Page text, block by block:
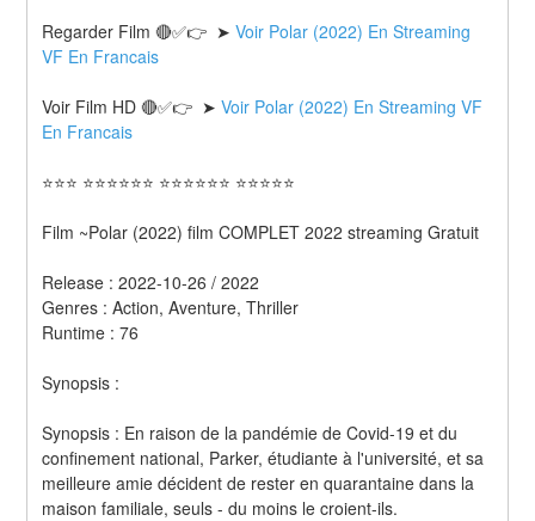
Regarder Film 🔴✅👉  ➤ Voir Polar (2022) En Streaming
VF En Francais
Voir Film HD 🔴✅👉  ➤ Voir Polar (2022) En Streaming VF
En Francais
⭐⭐⭐ ⭐⭐⭐⭐⭐⭐ ⭐⭐⭐⭐⭐⭐ ⭐⭐⭐⭐⭐
Film ~Polar (2022) film COMPLET 2022 streaming Gratuit
Release : 2022-10-26 / 2022
Genres : Action, Aventure, Thriller
Runtime : 76
Synopsis :
Synopsis : En raison de la pandémie de Covid-19 et du
confinement national, Parker, étudiante à l'université, et sa
meilleure amie décident de rester en quarantaine dans la
maison familiale, seuls - du moins le croient-ils.